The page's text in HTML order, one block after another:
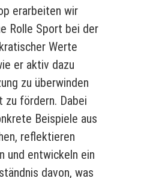
erarbeiten wir
Rolle Sport bei der
Werte
er aktiv dazu
zu überwinden
zu fördern. Dabei
Beispiele aus
reflektieren
und entwickeln ein
davon, was